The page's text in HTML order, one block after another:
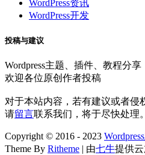
WordPress资讯
WordPress开发
投稿与建议
Wordpress主题、插件、教程分享
欢迎各位原创作者投稿
对于本站内容，若有建议或者侵
请留言联系我们，将于尽快处理。
Copyright © 2016 - 2023
Theme By Ritheme | 由七牛提供